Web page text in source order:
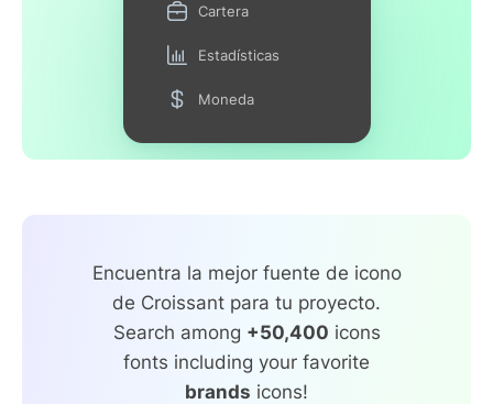
Cartera
Estadísticas
Moneda
Encuentra la mejor fuente de icono
de Croissant para tu proyecto.
Search among +50,400 icons
fonts including your favorite
brands icons!